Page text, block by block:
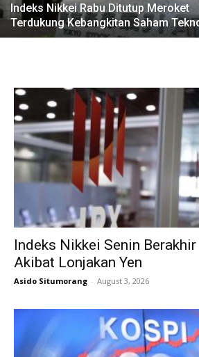
Indeks Nikkei Rabu Ditutup Meroket
Terdukung Kebangkitan Saham
Indeks Nikkei Senin
Akibat Lonjakan Yen
Asido Situmorang - August 3, 2026